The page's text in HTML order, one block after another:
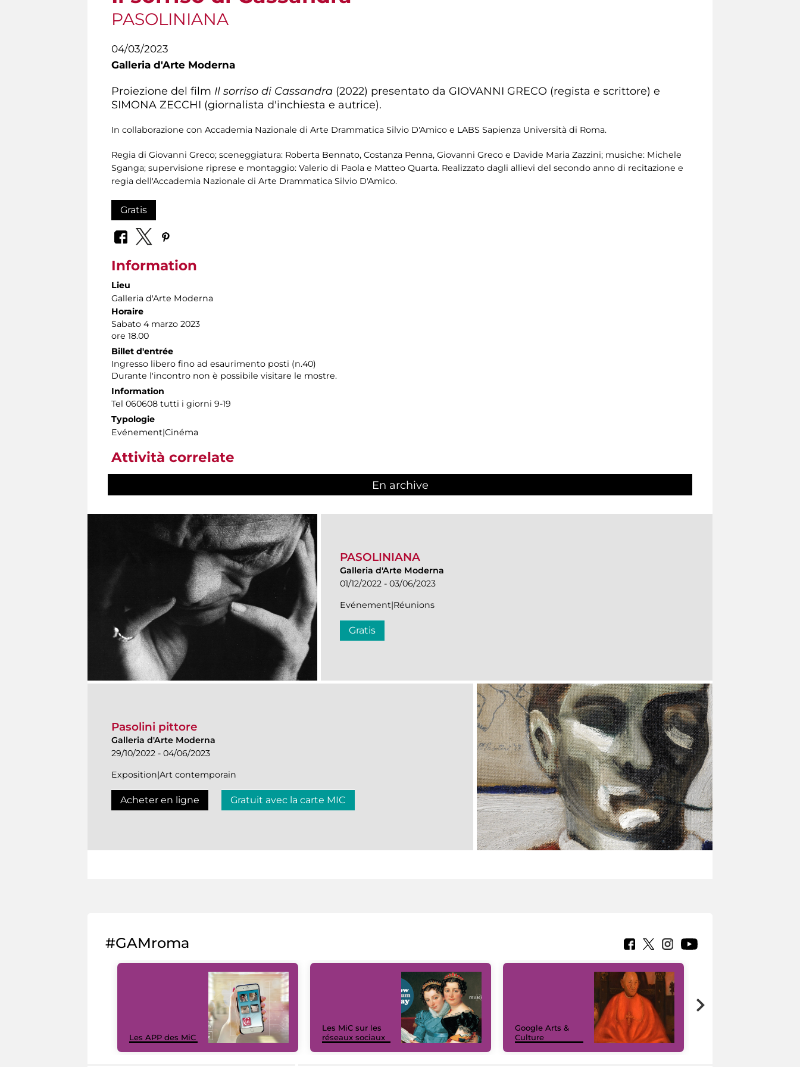
PASOLINIANA
04/03/2023
Galleria d'Arte Moderna
Proiezione del film Il sorriso di Cassandra (2022) presentato da GIOVANNI GRECO (regista e scrittore) e
SIMONA ZECCHI (giornalista d'inchiesta e autrice).
In collaborazione con Accademia Nazionale di Arte Drammatica Silvio D'Amico e LABS Sapienza Università di Roma.
Regia di Giovanni Greco; sceneggiatura: Roberta Bennato, Costanza Penna, Giovanni Greco e Davide Maria Zazzini; musiche: Michele
Sganga; supervisione riprese e montaggio: Valerio di Paola e Matteo Quarta. Realizzato dagli allievi del secondo anno di recitazione e
regia dell'Accademia Nazionale di Arte Drammatica Silvio D'Amico.
Gratis
Information
Lieu
Galleria d'Arte Moderna
Horaire
Sabato 4 marzo 2023
ore 18.00
Billet d'entrée
Ingresso libero fino ad esaurimento posti (n.40)
Durante l'incontro non è possibile visitare le mostre.
Information
Tel 060608 tutti i giorni 9-19
Typologie
Evénement|Cinéma
Attività correlate
En archive
PASOLINIANA
Galleria d'Arte Moderna
01/12/2022 - 03/06/2023
Evénement|Réunions
Gratis
Pasolini pittore
Galleria d'Arte Moderna
29/10/2022 - 04/06/2023
Exposition|Art contemporain
Acheter en ligne Gratuit avec la carte MIC
#GAMroma
Les APP des MiC
Les MiC sur les
réseaux sociaux
Google Arts &
Culture